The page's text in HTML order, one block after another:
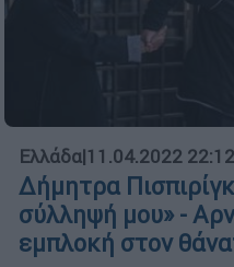
Ελλάδα|11.04.2022 22:12
Δήμητρα
σύλληψή μου» -
εμπλοκή στον